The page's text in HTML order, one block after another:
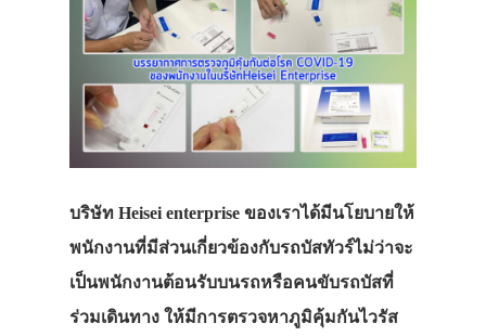
บริษัท Heisei enterprise ของเราได้มีนโยบายให้
พนักงานที่มีส่วนเกี่ยวข้องกับรถบัสทัวร์ไม่ว่าจะ
เป็นพนักงานต้อนรับบนรถหรือคนขับรถบัสที่
ร่วมเดินทาง ให้มีการตรวจหาภูมิคุ้มกันไวรัส